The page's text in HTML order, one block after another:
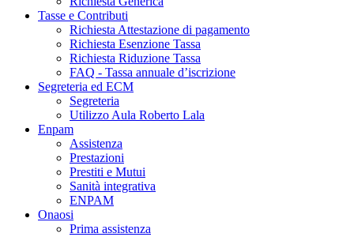
Tasse e Contributi
Richiesta Attestazione di pagamento
Richiesta Esenzione Tassa
Richiesta Riduzione Tassa
FAQ - Tassa annuale d’iscrizione
Segreteria ed ECM
Segreteria
Utilizzo Aula Roberto Lala
Enpam
Assistenza
Prestazioni
Prestiti e Mutui
Sanità integrativa
ENPAM
Onaosi
Prima assistenza